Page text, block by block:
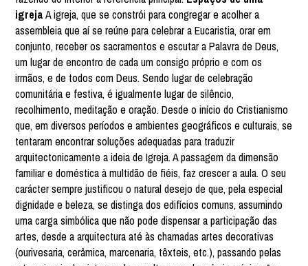
igrejaA igreja, que se constrói para congregar e acolher a
assembleia que aí se reúne para celebrar a Eucaristia, orar em
conjunto, receber os sacramentos e escutar a Palavra de Deus,
um lugar de encontro de cada um consigo próprio e com os
irmãos, e de todos com Deus. Sendo lugar de celebração
comunitária e festiva, é igualmente lugar de silêncio,
recolhimento, meditação e oração. Desde o início do Cristianismo
que, em diversos períodos e ambientes geográficos e culturais, se
tentaram encontrar soluções adequadas para traduzir
arquitectonicamente a ideia de Igreja. A passagem da dimensão
familiar e doméstica à multidão de fiéis, faz crescer a aula. O seu
carácter sempre justificou o natural desejo de que, pela especial
dignidade e beleza, se distinga dos edifícios comuns, assumindo
uma carga simbólica que não pode dispensar a participação das
artes, desde a arquitectura até às chamadas artes decorativas
(ourivesaria, cerâmica, marcenaria, têxteis, etc.), passando pelas